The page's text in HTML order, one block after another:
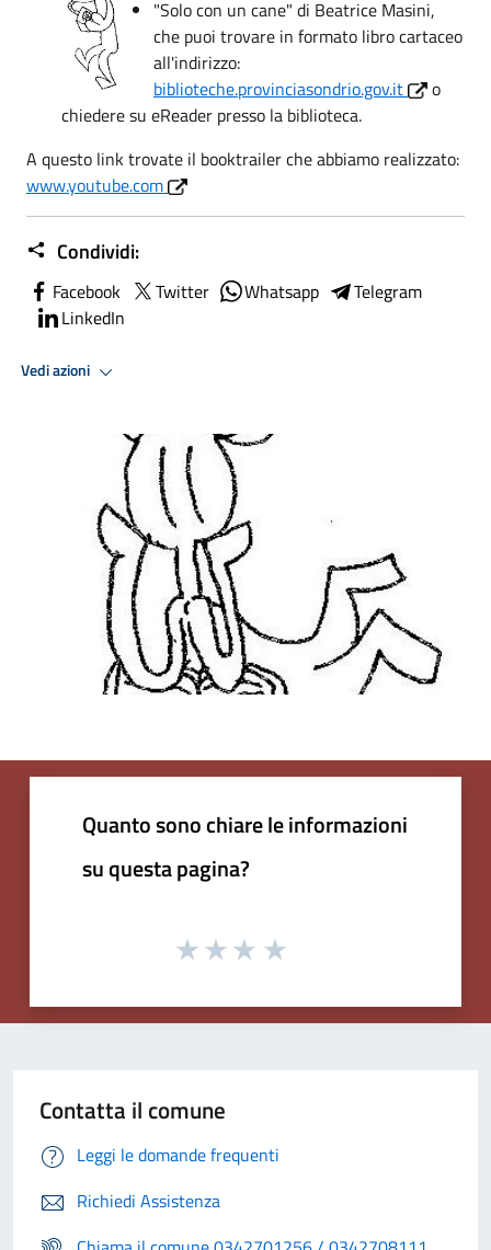
"Solo con un cane" di Beatrice Masini,
che puoi trovare in formato libro cartaceo
all'indirizzo:
biblioteche.provinciasondrio.gov.it
o
chiedere su eReader presso la biblioteca.
A questo link trovate il booktrailer che abbiamo realizzato:
www.youtube.com
Condividi:
Facebook Twitter Whatsapp
Telegram
LinkedIn
Vedi azioni
Quanto sono chiare le informazioni
su questa pagina?
Contatta il comune
Leggi le domande frequenti
Richiedi Assistenza